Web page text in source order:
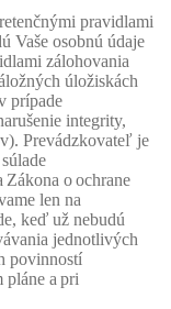
pravidlami
Vaše osobnú údaje
zálohovania
úložiskách
prípade
integrity,
Prevádzkovateľ je
Zákona o ochrane
len na
keď už nebudú
jednotlivých
povinností
pláne a pri